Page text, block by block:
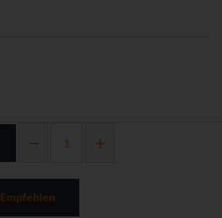
Empfehlen